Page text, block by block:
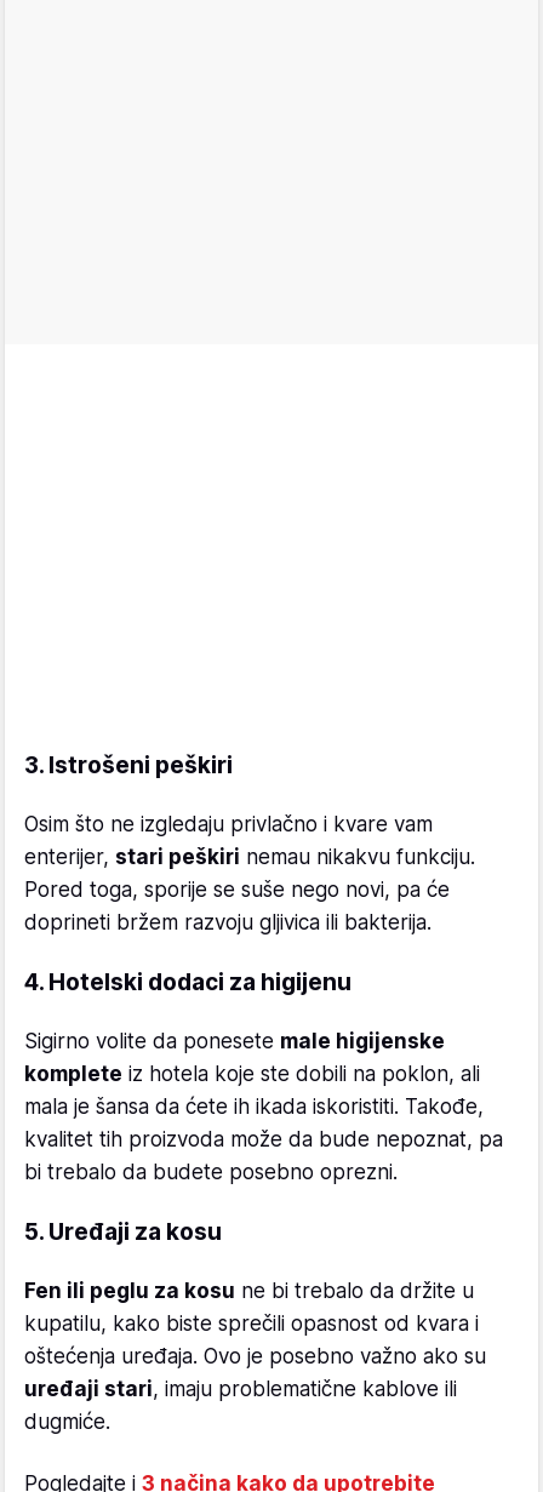
3. Istrošeni peškiri
Osim što ne izgledaju privlačno i kvare vam
enterijer, stari peškiri nemau nikakvu funkciju.
Pored toga, sporije se suše nego novi, pa će
doprineti bržem razvoju gljivica ili bakterija.
4. Hotelski dodaci za higijenu
Sigirno volite da ponesete male higijenske
komplete iz hotela koje ste dobili na poklon, ali
mala je šansa da ćete ih ikada iskoristiti. Takođe,
kvalitet tih proizvoda može da bude nepoznat, pa
bi trebalo da budete posebno oprezni.
5. Uređaji za kosu
Fen ili peglu za kosu ne bi trebalo da držite u
kupatilu, kako biste sprečili opasnost od kvara i
oštećenja uređaja. Ovo je posebno važno ako su
uređaji stari, imaju problematične kablove ili
dugmiće.
Pogledajte i 3 načina kako da upotrebite